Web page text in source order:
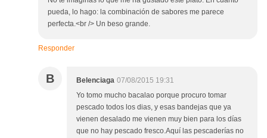
pueda, lo hago: la combinación de sabores me parece
perfecta.<br /> Un beso grande.
Responder
B Belenciaga 07/08/2015 19:31
Yo tomo mucho bacalao porque procuro tomar
pescado todos los dias, y esas bandejas que ya
vienen desalado me vienen muy bien para los días
que no hay pescado fresco.Aquí las pescaderías no